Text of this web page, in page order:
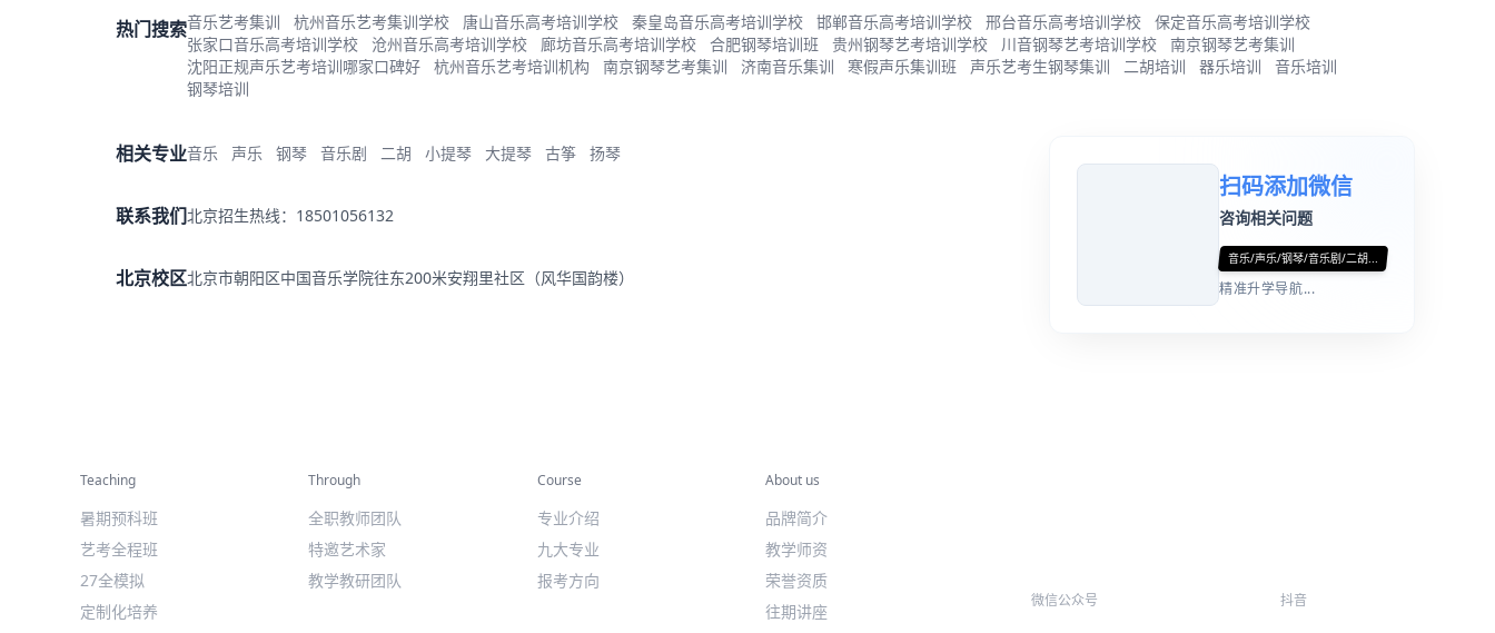
热门搜索音乐艺考集训 杭州音乐艺考集训学校 唐山音乐高考培训学校 秦皇岛音乐高考培训学校 邯郸音乐高考培训学校 邢台音乐高考培训学校
保定音乐高考培训学校
张家口音乐高考培训学校
沧州音乐高考培训学校 廊坊音乐高考培训学校 合肥钢琴培训班 贵州钢琴艺考培训学校 川音钢琴艺考培训学校
南京钢琴艺考集训
沈阳正规声乐艺考培训哪家口碑好
杭州音乐艺考培训机构 南京钢琴艺考集训 济南音乐集训 寒假声乐集训班 声乐艺考生钢琴集训 二胡培训 器乐培训
音乐培训
钢琴培训
相关专业音乐 声乐 钢琴 音乐剧 二胡 小提琴 大提琴 古筝 扬琴
联系我们北京招生热线：18501056132
北京校区北京市朝阳区中国音乐学院往东200米安翔里社区（风华国韵楼）
扫码添加微信
咨询相关问题
音乐/声乐/钢琴/音乐剧/二胡...
精准升学导航...
Teaching
暑期预科班
艺考全程班
27全模拟
定制化培养
Through
全职教师团队
特邀艺术家
教学教研团队
Course
专业介绍
九大专业
报考方向
About us
品牌简介
教学师资
荣誉资质
往期讲座
微信公众号 抖音